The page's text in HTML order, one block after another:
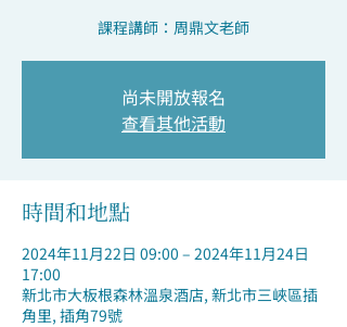
課程講師：周鼎文老師
尚未開放報名
查看其他活動
時間和地點
2024年11月22日 09:00 – 2024年11月24日
17:00
新北市大板根森林溫泉酒店, 新北市三峽區插
角里, 插角79號